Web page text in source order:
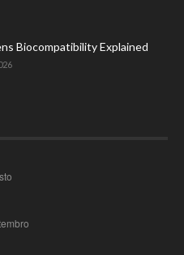
Biocompatibility Explained